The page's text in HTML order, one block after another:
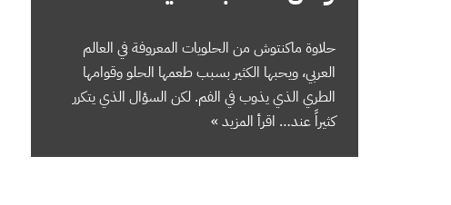
حلاوة ماكنتوش من الحلويات المعروفة في العالم
العربي، ويحبها الكثير بسبب طعمها الحلو وقوامها
الطري الذي يذوب في الفم. لكن السؤال الذي يتكرر
كثيراً عند… اقرأ المزيد »